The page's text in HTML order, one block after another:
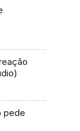
pede